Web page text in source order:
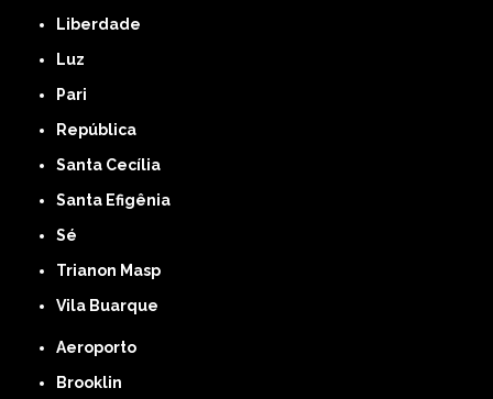
Liberdade
Luz
Pari
República
Santa Cecília
Santa Efigênia
Sé
Trianon Masp
Vila Buarque
Aeroporto
Brooklin